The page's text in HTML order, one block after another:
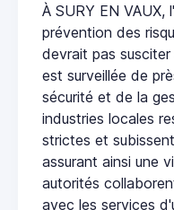
À SURY EN VAUX,
prévention des
devrait pas
est surveillée de
sécurité et de la
industries locales
strictes et
assurant ainsi une
autorités
avec les services